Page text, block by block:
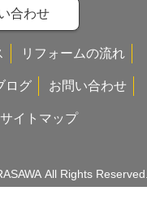
合わせ
リフォームの流れ
ログ お問い合わせ
サイトマップ
All Rights